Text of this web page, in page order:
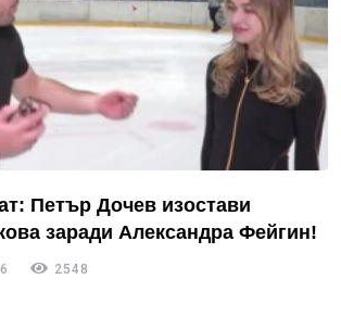
Петър Дочев изостави
заради Александра Фейгин!
2548